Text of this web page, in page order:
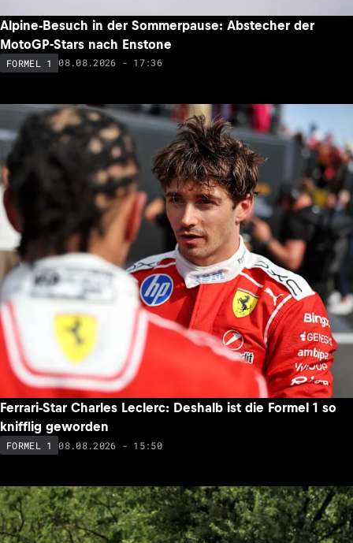
Alpine-Besuch in der Sommerpause: Abstecher der
MotoGP-Stars nach Enstone
FORMEL 1 08.08.2026 - 17:36
Ferrari-Star Charles Leclerc: Deshalb ist die Formel 1 so
knifflig geworden
FORMEL 1 08.08.2026 - 15:50